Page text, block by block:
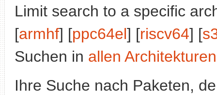
Limit search to a specific
[armhf] [ppc64el] [riscv64] [
Suchen in allen Architekturen
Ihre Suche nach Paketen,